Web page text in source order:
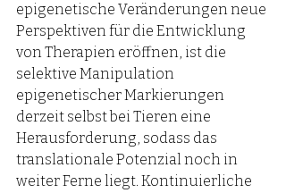
epigenetische Veränderungen neue
Perspektiven für die Entwicklung
von Therapien eröffnen, ist die
selektive Manipulation
epigenetischer Markierungen
derzeit selbst bei Tieren eine
Herausforderung, sodass das
translationale Potenzial noch in
weiter Ferne liegt. Kontinuierliche